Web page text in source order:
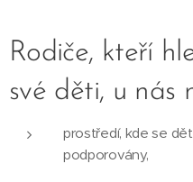
Rodiče, kteří
své děti, u nás
prostředí, kde se
podporovány,